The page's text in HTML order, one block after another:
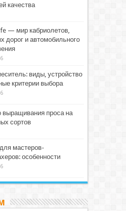
качества
— мир кабриолетов,
дорог и автомобильного
виды, устройство
критерии выбора
выращивания проса на
сортов
мастеров-
особенности